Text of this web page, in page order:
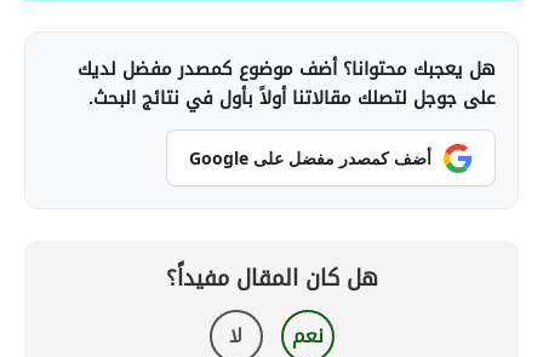
هل يعجبك محتوانا؟ أضف موضوع كمصدر مفضل لديك
على جوجل لتصلك مقالاتنا أولاً بأول في نتائج البحث.
أضف كمصدر مفضل على Google
هل كان المقال مفيداً؟
نعم لا